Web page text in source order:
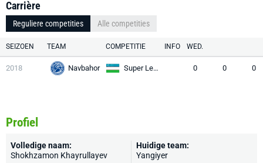
Carrière
Reguliere competities Alle competities
SEIZOEN TEAM COMPETITIE INFO WED.
2018 Navbahor Super League 0 0 0
Profiel
Volledige naam:
Shokhzamon Khayrullayev
Huidige team:
Yangiyer